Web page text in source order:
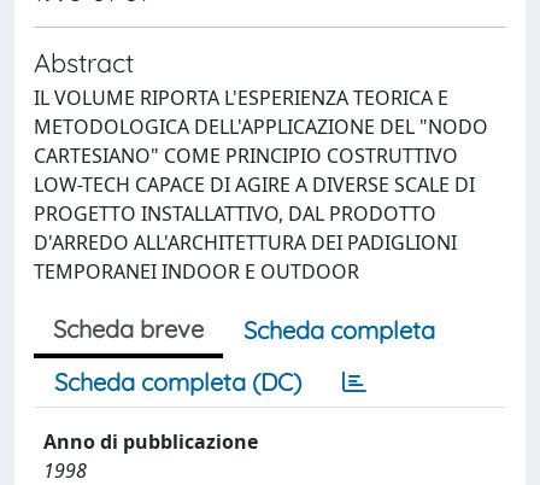
Abstract
IL VOLUME RIPORTA L'ESPERIENZA TEORICA E
METODOLOGICA DELL'APPLICAZIONE DEL "NODO
CARTESIANO" COME PRINCIPIO COSTRUTTIVO
LOW-TECH CAPACE DI AGIRE A DIVERSE SCALE DI
PROGETTO INSTALLATTIVO, DAL PRODOTTO
D'ARREDO ALL'ARCHITETTURA DEI PADIGLIONI
TEMPORANEI INDOOR E OUTDOOR
Scheda breve
Scheda completa
Scheda completa (DC)
Anno di pubblicazione
1998